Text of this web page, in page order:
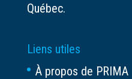
Québec.
Liens utiles
À propos de PRIMA